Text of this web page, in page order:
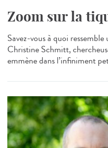
Zoom sur la
Savez-vous à quoi
Christine Schmitt,
emmène dans l’infiniment